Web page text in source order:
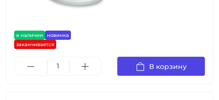
в наличии
новинка
заканчивается
В корзину